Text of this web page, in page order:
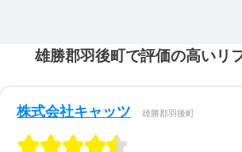
雄勝郡羽後町で評価の高いリ
株式会社キャッツ 雄勝郡羽後町